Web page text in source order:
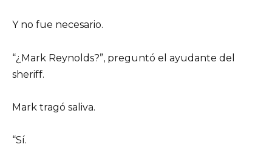
Y no fue necesario.
“¿Mark Reynolds?”, preguntó el ayudante del
sheriff.
Mark tragó saliva.
“Sí.